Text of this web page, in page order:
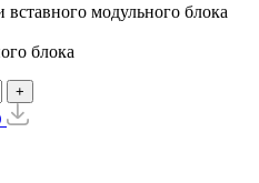
модульного блока
блока
+